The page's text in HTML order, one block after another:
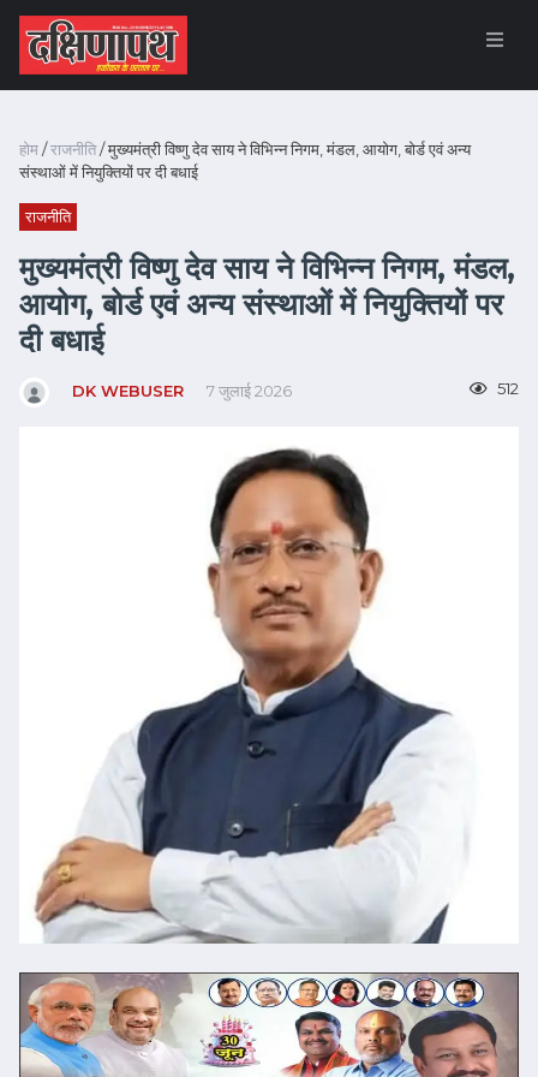
होम/राजनीति/ मुख्यमंत्री विष्णु देव साय ने विभिन्न निगम, मंडल, आयोग, बोर्ड एवं अन्य
संस्थाओं में नियुक्तियों पर दी बधाई
राजनीति
मुख्यमंत्री विष्णु देव साय ने विभिन्न निगम, मंडल,
आयोग, बोर्ड एवं अन्य संस्थाओं में नियुक्तियों पर
दी बधाई
DK WEBUSER 7 जुलाई 2026 512